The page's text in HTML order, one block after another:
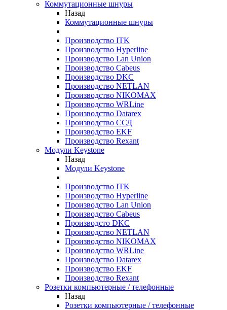
Коммутационные шнуры
Назад
Коммутационные шнуры
Производство ITK
Производство Hyperline
Производство Lan Union
Производство Cabeus
Производство DKC
Производство NETLAN
Производство NIKOMAX
Производство WRLine
Производство Datarex
Производство ССД
Производство EKF
Производство Rexant
Модули Keystone
Назад
Модули Keystone
Производство ITK
Производство Hyperline
Производство Lan Union
Производство Cabeus
Производсто DKC
Производство NETLAN
Производство NIKOMAX
Производство WRLine
Производство Datarex
Производство EKF
Производство Rexant
Розетки компьютерные / телефонные
Назад
Розетки компьютерные / телефонные